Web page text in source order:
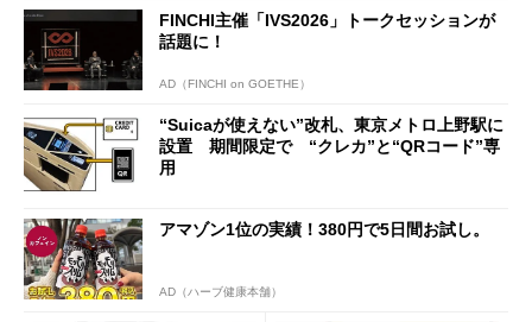
FINCHI主催「IVS2026」トークセッションが
話題に！
AD（FINCHI on GOETHE）
“Suicaが使えない”改札、東京メトロ上野駅に
設置 期間限定で “クレカ”と“QRコード”専
用
アマゾン1位の実績！380円で5日間お試し。
AD（ハーブ健康本舗）